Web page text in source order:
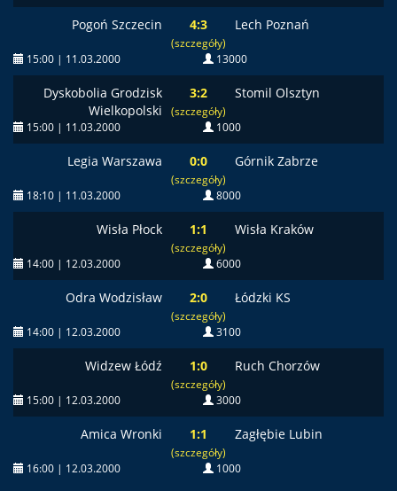
Pogoń Szczecin 4:3
(szczegóły)
Lech Poznań
15:00 | 11.03.2000 13000
Dyskobolia Grodzisk
Wielkopolski
3:2
(szczegóły)
Stomil Olsztyn
15:00 | 11.03.2000 1000
Legia Warszawa 0:0
(szczegóły)
Górnik Zabrze
18:10 | 11.03.2000 8000
Wisła Płock 1:1
(szczegóły)
Wisła Kraków
14:00 | 12.03.2000 6000
Odra Wodzisław 2:0
(szczegóły)
Łódzki KS
14:00 | 12.03.2000 3100
Widzew Łódź 1:0
(szczegóły)
Ruch Chorzów
15:00 | 12.03.2000 3000
Amica Wronki 1:1
(szczegóły)
Zagłębie Lubin
16:00 | 12.03.2000 1000